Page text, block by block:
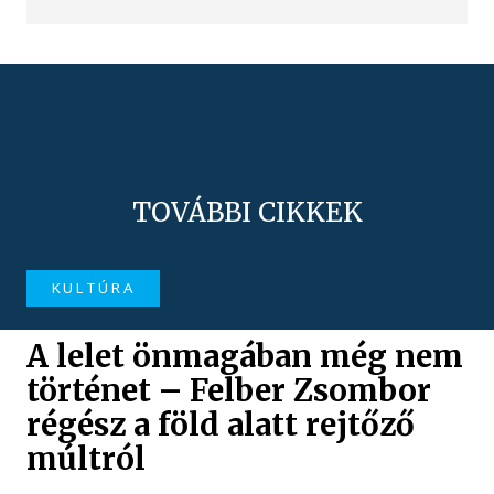
TOVÁBBI CIKKEK
KULTÚRA
A lelet önmagában még nem
történet – Felber Zsombor
régész a föld alatt rejtőző
múltról